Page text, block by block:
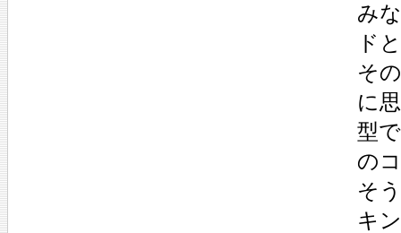
み
ド
そ
に
型
の
そ
キ